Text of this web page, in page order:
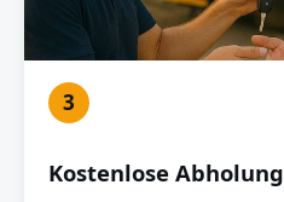
3
Kostenlose Abholung